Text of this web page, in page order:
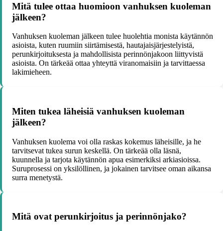
Mitä tulee ottaa huomioon vanhuksen kuoleman
jälkeen?
Vanhuksen kuoleman jälkeen tulee huolehtia monista käytännön
asioista, kuten ruumiin siirtämisestä, hautajaisjärjestelyistä,
perunkirjoituksesta ja mahdollisista perinnönjakoon liittyvistä
asioista. On tärkeää ottaa yhteyttä viranomaisiin ja tarvittaessa
lakimieheen.
Miten tukea läheisiä vanhuksen kuoleman
jälkeen?
Vanhuksen kuolema voi olla raskas kokemus läheisille, ja he
tarvitsevat tukea surun keskellä. On tärkeää olla läsnä,
kuunnella ja tarjota käytännön apua esimerkiksi arkiasioissa.
Suruprosessi on yksilöllinen, ja jokainen tarvitsee oman aikansa
surra menetystä.
Mitä ovat perunkirjoitus ja perinnönjako?